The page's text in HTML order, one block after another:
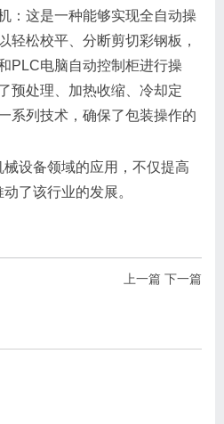
：这是一种能够实现全自动操
轻松校平、分断剪切彩钢板，
PLC电脑自动控制柜进行操
预处理、加热收缩、冷却定
系列技术，确保了包装操作的
设备领域的应用，不仅提高
了该行业的发展。
上一篇 下一篇